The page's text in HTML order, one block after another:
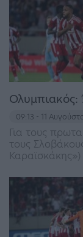
Ολυμπιακός:
09:13 - 11
Για τους
τους
Καραϊσκάκης»)